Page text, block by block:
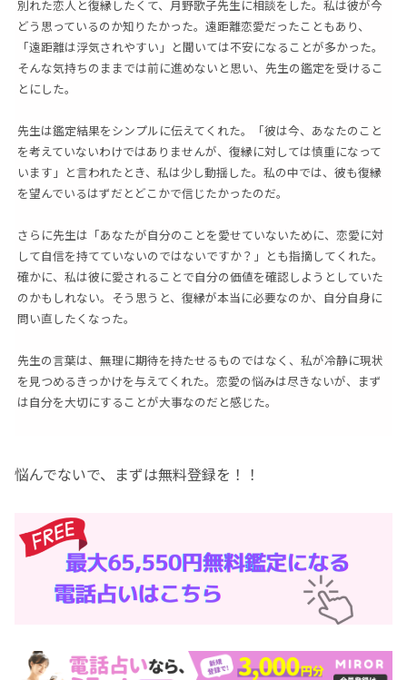
別れた恋人と復縁したくて、月野歌子先生に相談をした。私は彼が今
どう思っているのか知りたかった。遠距離恋愛だったこともあり、
「遠距離は浮気されやすい」と聞いては不安になることが多かった。
そんな気持ちのままでは前に進めないと思い、先生の鑑定を受けるこ
とにした。
先生は鑑定結果をシンプルに伝えてくれた。「彼は今、あなたのこと
を考えていないわけではありませんが、復縁に対しては慎重になって
います」と言われたとき、私は少し動揺した。私の中では、彼も復縁
を望んでいるはずだとどこかで信じたかったのだ。
さらに先生は「あなたが自分のことを愛せていないために、恋愛に対
して自信を持てていないのではないですか？」とも指摘してくれた。
確かに、私は彼に愛されることで自分の価値を確認しようとしていた
のかもしれない。そう思うと、復縁が本当に必要なのか、自分自身に
問い直したくなった。
先生の言葉は、無理に期待を持たせるものではなく、私が冷静に現状
を見つめるきっかけを与えてくれた。恋愛の悩みは尽きないが、まず
は自分を大切にすることが大事なのだと感じた。
悩んでないで、まずは無料登録を！！